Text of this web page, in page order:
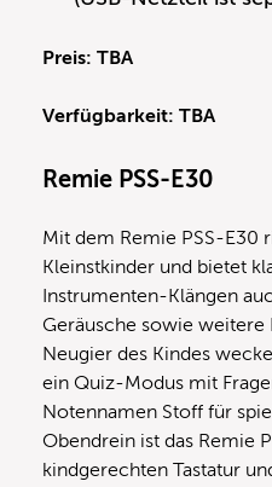
Preis: TBA
Verfügbarkeit: TBA
Remie PSS-E30
Mit dem Remie PSS-E30
Kleinstkinder und bietet
Instrumenten-Klängen
Geräusche sowie
Neugier des Kindes
ein Quiz-Modus mit
Notennamen Stoff für
Obendrein ist das Remie
kindgerechten Tastatur